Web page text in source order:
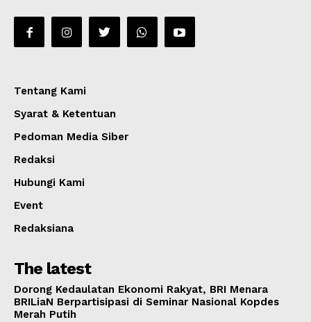
Tentang Kami
Syarat & Ketentuan
Pedoman Media Siber
Redaksi
Hubungi Kami
Event
Redaksiana
The latest
Dorong Kedaulatan Ekonomi Rakyat, BRI Menara
BRILiaN Berpartisipasi di Seminar Nasional Kopdes
Merah Putih